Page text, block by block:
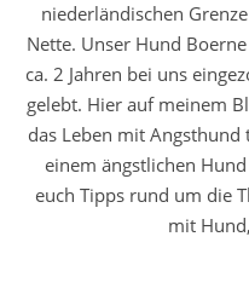
niederländischen
Nette. Unser Hund
ca. 2 Jahren bei uns
gelebt. Hier auf meinem
das Leben mit
einem ängstlichen
euch Tipps rund um die
mit